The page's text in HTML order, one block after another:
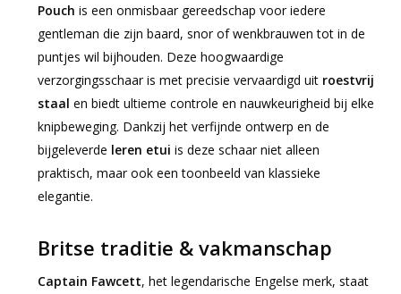
Pouch is een onmisbaar gereedschap voor iedere
gentleman die zijn baard, snor of wenkbrauwen tot in de
puntjes wil bijhouden. Deze hoogwaardige
verzorgingsschaar is met precisie vervaardigd uit roestvrij
staal en biedt ultieme controle en nauwkeurigheid bij elke
knipbeweging. Dankzij het verfijnde ontwerp en de
bijgeleverde leren etui is deze schaar niet alleen
praktisch, maar ook een toonbeeld van klassieke
elegantie.
Britse traditie & vakmanschap
Captain Fawcett, het legendarische Engelse merk, staat